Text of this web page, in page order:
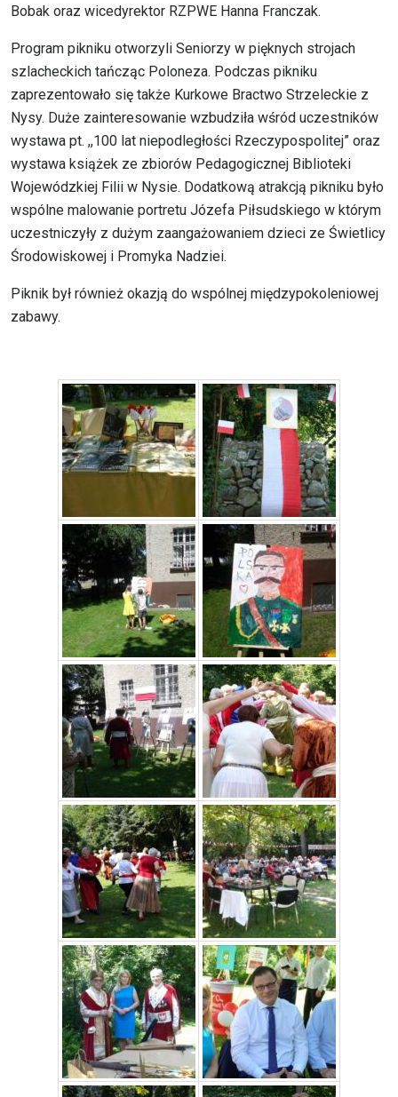
Bobak oraz wicedyrektor RZPWE Hanna Franczak.
Program pikniku otworzyli Seniorzy w pięknych strojach
szlacheckich tańcząc Poloneza. Podczas pikniku
zaprezentowało się także Kurkowe Bractwo Strzeleckie z
Nysy. Duże zainteresowanie wzbudziła wśród uczestników
wystawa pt. ,,100 lat niepodległości Rzeczypospolitej” oraz
wystawa książek ze zbiorów Pedagogicznej Biblioteki
Wojewódzkiej Filii w Nysie. Dodatkową atrakcją pikniku było
wspólne malowanie portretu Józefa Piłsudskiego w którym
uczestniczyły z dużym zaangażowaniem dzieci ze Świetlicy
Środowiskowej i Promyka Nadziei.
Piknik był również okazją do wspólnej międzypokoleniowej
zabawy.